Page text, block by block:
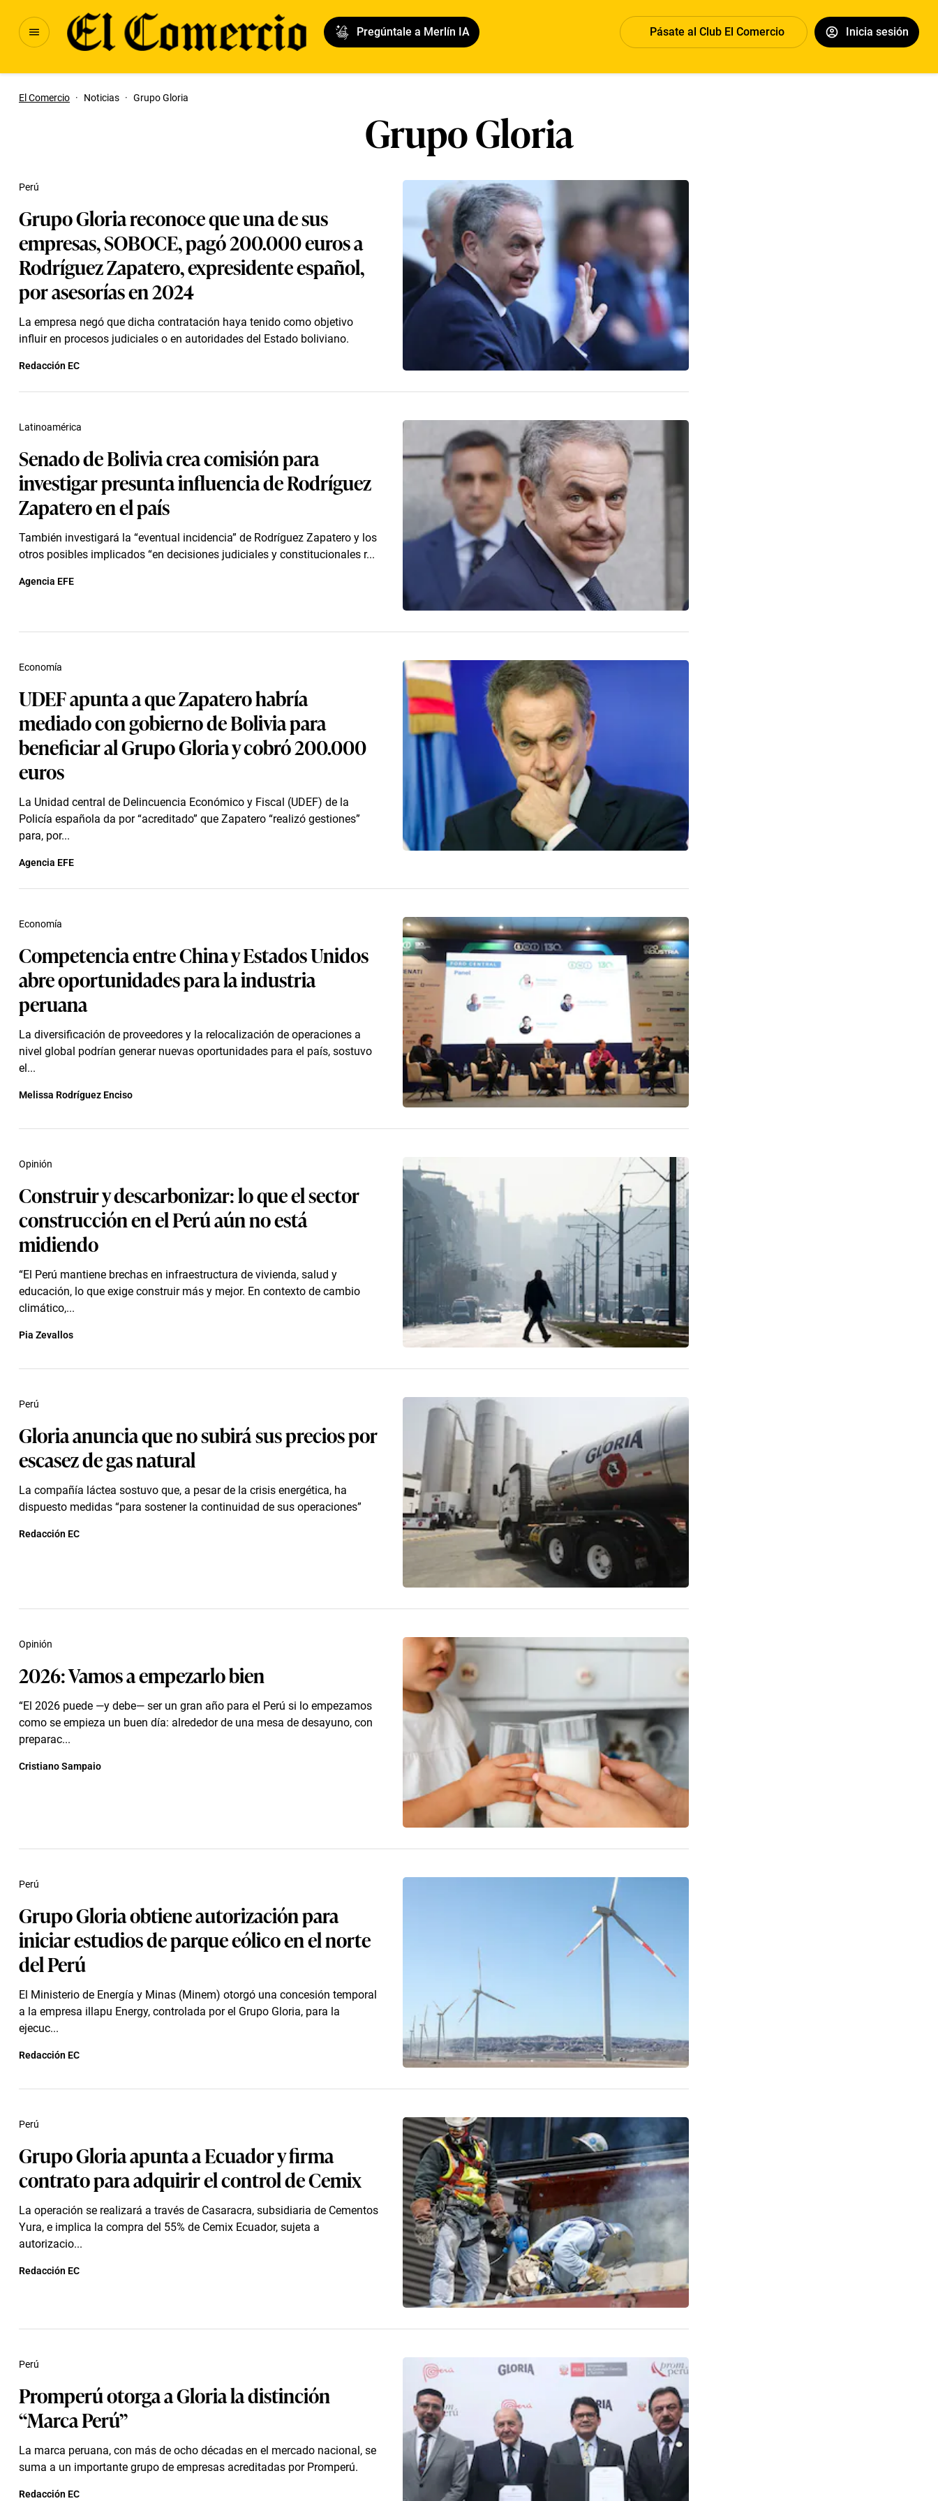
Pregúntale a Merlín IA Pásate al Club El Comercio Inicia sesión
El Comercio · Noticias · Grupo Gloria
Grupo Gloria
Grupo Gloria reconoce que una de sus
empresas, SOBOCE, pagó 200.000 euros a
Rodríguez Zapatero, expresidente español,
por asesorías en 2024
La empresa negó que dicha contratación haya tenido como objetivo
influir en procesos judiciales o en autoridades del Estado boliviano.
Perú
Redacción EC
Senado de Bolivia crea comisión para
investigar presunta influencia de Rodríguez
Zapatero en el país
También investigará la “eventual incidencia” de Rodríguez Zapatero y los
otros posibles implicados “en decisiones judiciales y constitucionales r...
Latinoamérica
Agencia EFE
UDEF apunta a que Zapatero habría
mediado con gobierno de Bolivia para
beneficiar al Grupo Gloria y cobró 200.000
euros
La Unidad central de Delincuencia Económico y Fiscal (UDEF) de la
Policía española da por “acreditado” que Zapatero “realizó gestiones”
para, por...
Economía
Agencia EFE
Competencia entre China y Estados Unidos
abre oportunidades para la industria
peruana
La diversificación de proveedores y la relocalización de operaciones a
nivel global podrían generar nuevas oportunidades para el país, sostuvo
el...
Economía
Melissa Rodríguez Enciso
Construir y descarbonizar: lo que el sector
construcción en el Perú aún no está
midiendo
“El Perú mantiene brechas en infraestructura de vivienda, salud y
educación, lo que exige construir más y mejor. En contexto de cambio
climático,...
Opinión
Pia Zevallos
Gloria anuncia que no subirá sus precios por
escasez de gas natural
La compañía láctea sostuvo que, a pesar de la crisis energética, ha
dispuesto medidas “para sostener la continuidad de sus operaciones”
Perú
Redacción EC
2026: Vamos a empezarlo bien
“El 2026 puede —y debe— ser un gran año para el Perú si lo empezamos
como se empieza un buen día: alrededor de una mesa de desayuno, con
preparac...
Opinión
Cristiano Sampaio
Grupo Gloria obtiene autorización para
iniciar estudios de parque eólico en el norte
del Perú
El Ministerio de Energía y Minas (Minem) otorgó una concesión temporal
a la empresa illapu Energy, controlada por el Grupo Gloria, para la
ejecuc...
Perú
Redacción EC
Grupo Gloria apunta a Ecuador y firma
contrato para adquirir el control de Cemix
La operación se realizará a través de Casaracra, subsidiaria de Cementos
Yura, e implica la compra del 55% de Cemix Ecuador, sujeta a
autorizacio...
Perú
Redacción EC
Promperú otorga a Gloria la distinción
“Marca Perú”
La marca peruana, con más de ocho décadas en el mercado nacional, se
suma a un importante grupo de empresas acreditadas por Promperú.
Perú
Redacción EC